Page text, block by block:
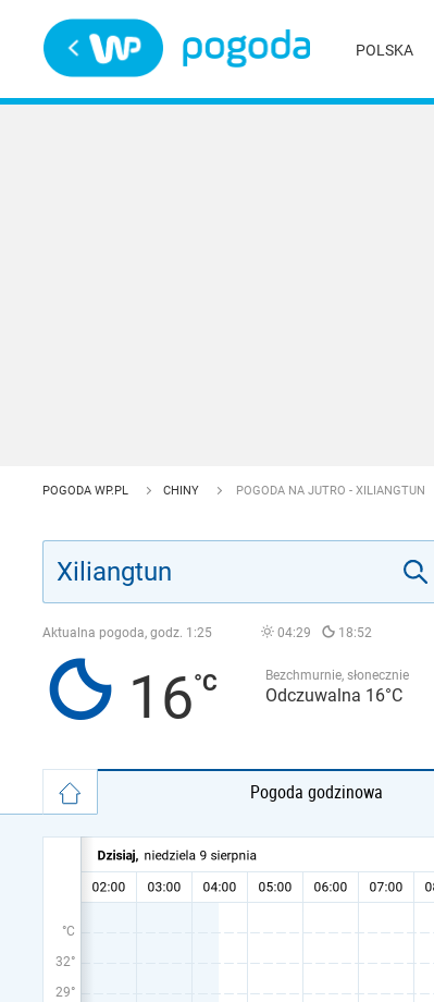
POLSKA
POGODA WP.PL CHINY POGODA NA JUTRO - XILIANGTUN
Aktualna pogoda, godz. 1:25 04:29 18:52
16 Bezchmurnie, słonecznie
Odczuwalna 16°C
Pogoda godzinowa
°C
32°
29°